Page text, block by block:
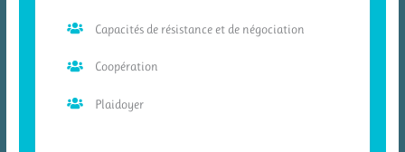
Capacités de résistance et de négociation
Coopération
Plaidoyer